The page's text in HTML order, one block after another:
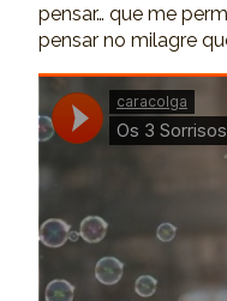
pensar… que me
pensar no milagre